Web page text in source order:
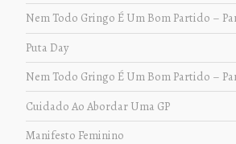
Nem Todo Gringo É Um Bom Partido –
Puta Day
Nem Todo Gringo É Um Bom Partido –
Cuidado Ao Abordar Uma GP
Manifesto Feminino